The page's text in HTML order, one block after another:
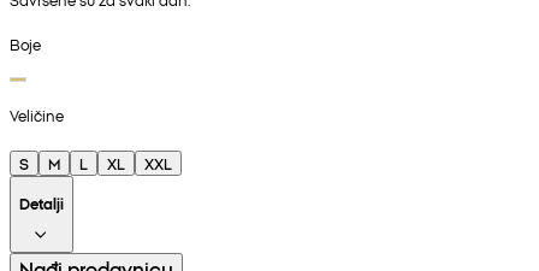
Boje
Veličine
S M L XL
XXL
Detalji